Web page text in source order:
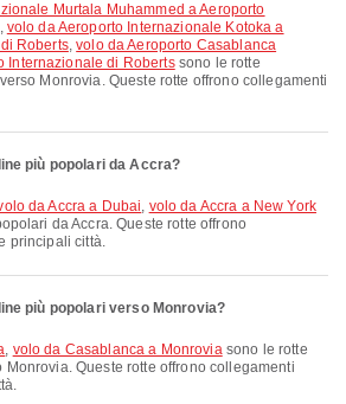
, volo da Aeroporto Internazionale Kotoka a
Roberts,volo da Aeroporto Casablanca
Internazionale di Robertssono le rotte
Monrovia. Queste rotte offrono collegamenti
più popolari da Accra?
da Accra a Dubai, volo da Accra a New York
da Accra. Queste rotte offrono
principali città.
più popolari verso Monrovia?
, volo da Casablanca a Monroviasono le rotte
Queste rotte offrono collegamenti